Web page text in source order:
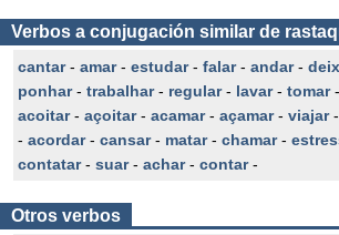
Verbos a conjugación similar de
cantar- amar- estudar- falar- andar-
ponhar- trabalhar- regular- lavar- tomar-
acoitar- açoitar- acamar- açamar- viajar-
- acordar- cansar- matar- chamar-
contatar- suar- achar- contar-
Otros verbos